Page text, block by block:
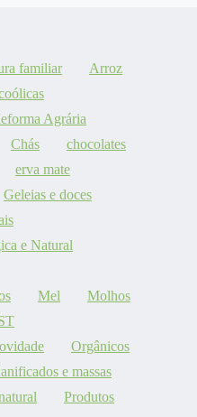
familiar
Arroz
Agrária
Chás
chocolates
erva mate
Geleias e doces
e Natural
Mel
Molhos
Orgânicos
e massas
Produtos